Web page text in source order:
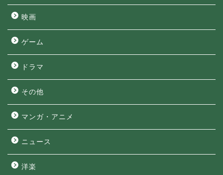
映画
ゲーム
ドラマ
その他
マンガ・アニメ
ニュース
洋楽